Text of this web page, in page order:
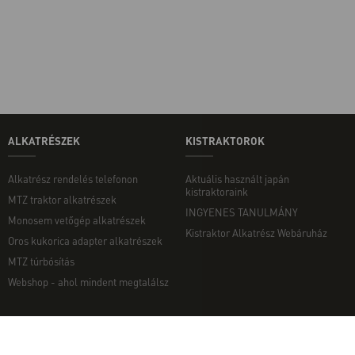
ALKATRÉSZEK
Alkatrész rendelés telefonon
MTZ traktor alkatrészek
Monosem vetőgép alkatrészek
Oros kukorica adapter alkatrészek
MTZ túrbósítás
Webshop - ahol mindent megtalálsz
KISTRAKTOROK
Aktuális használt japán
kistraktoraink
INGYENES TANULMÁNY
Kistraktor Alkatrész Webáruház